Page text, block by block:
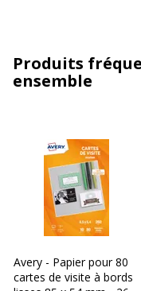
Produits
ensemble
Avery - Papier pour 80
cartes de visite à bords